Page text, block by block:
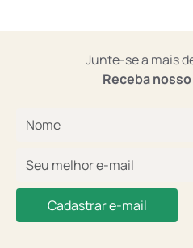
Junte-se a mais
Receba
Cadastrar e-mail